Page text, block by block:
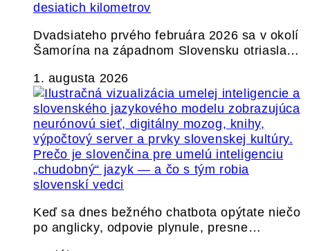
desiatich kilometrov
Dvadsiateho prvého februára 2026 sa v okolí
Šamorína na západnom Slovensku otriasla…
1. augusta 2026
Prečo je slovenčina pre umelú inteligenciu
„chudobný“ jazyk — a čo s tým robia
slovenskí vedci
Keď sa dnes bežného chatbota opýtate niečo
po anglicky, odpovie plynule, presne…